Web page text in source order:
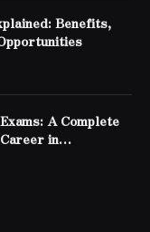
Benefits,
A Complete
in